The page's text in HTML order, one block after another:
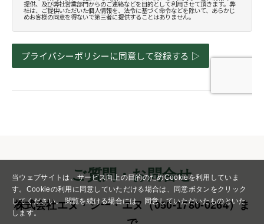
当ウェブサイトは、サービス向上の目的のためCookieを利用していま
す。 Cookieの利用に同意していただける場合は、同意ボタンをクリック
してください。閲覧を続ける場合には、同意していただいたものといた
します。
ご質問・お問合せ
株式会社エヌ・シー・エヌ（050-1780-0264）ま